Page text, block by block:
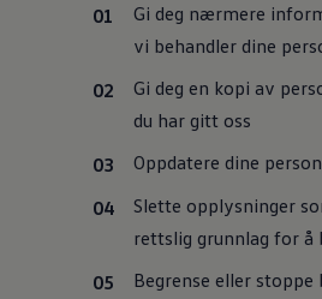
Gi deg nærmere
vi behandler dine
Gi deg en kopi av
du har gitt oss
Oppdatere dine
Slette opplysninger
rettslig grunnlag for å
Begrense eller stoppe